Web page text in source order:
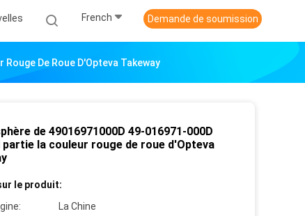
French Demande de soumission
De Roue D'Opteva Takeway
de 49016971000D 49-016971-000D
partie la couleur rouge de roue d'Opteva
le produit:
La Chine